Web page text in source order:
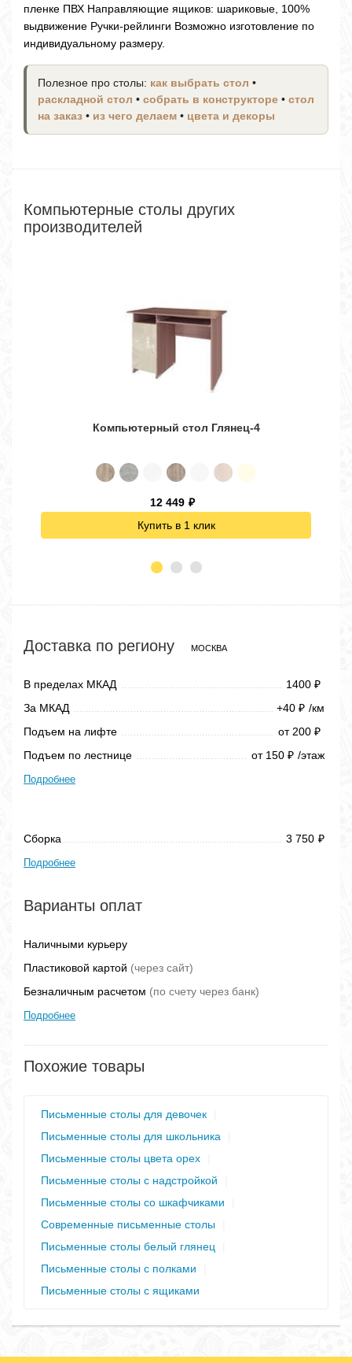
пленке ПВХ Направляющие ящиков: шариковые, 100%
выдвижение Ручки-рейлинги Возможно изготовление по
индивидуальному размеру.
Полезное про столы: как выбрать стол •
раскладной стол • собрать в конструкторе • стол
на заказ • из чего делаем • цвета и декоры
Компьютерные столы других
производителей
Компьютерный стол Глянец-4
12 449 ₽
Купить в 1 клик
Доставка по региону МОСКВА
В пределах МКАД 1400 ₽
За МКАД +40 ₽ /км
Подъем на лифте
от 200 ₽
Подъем по лестнице от 150 ₽ /этаж
Подробнее
Сборка 3 750 ₽
Подробнее
Варианты оплат
Наличными курьеру
Пластиковой картой (через сайт)
Безналичным расчетом (по счету через банк)
Подробнее
Похожие товары
Письменные столы для девочек
Письменные столы для школьника
Письменные столы цвета орех
Письменные столы с надстройкой
Письменные столы со шкафчиками
Современные письменные столы
Письменные столы белый глянец
Письменные столы с полками
Письменные столы с ящиками